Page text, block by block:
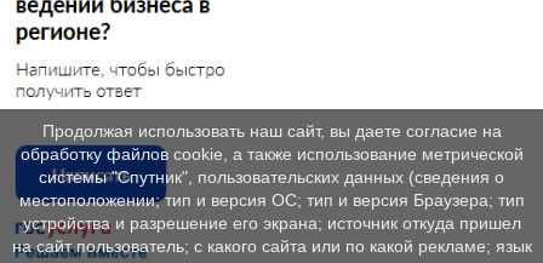
Продолжая использовать наш сайт, вы даете согласие на
обработку файлов cookie, а также использование метрической
системы "Спутник", пользовательских данных (сведения о
местоположении; тип и версия ОС; тип и версия Браузера; тип
устройства и разрешение его экрана; источник откуда пришел
на сайт пользователь; с какого сайта или по какой рекламе; язык